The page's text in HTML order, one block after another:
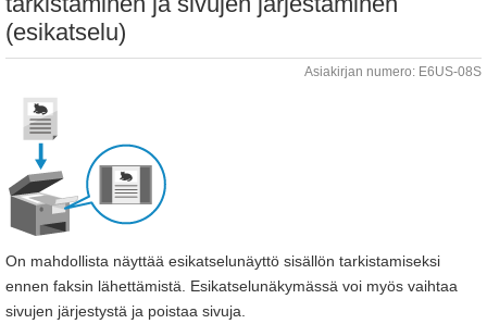
(esikatselu)
Asiakirjan numero: E6US-08S
On mahdollista näyttää esikatselunäyttö sisällön tarkistamiseksi
ennen faksin lähettämistä. Esikatselunäkymässä voi myös vaihtaa
sivujen järjestystä ja poistaa sivuja.